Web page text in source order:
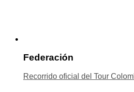
Federación
Recorrido oficial del Tour